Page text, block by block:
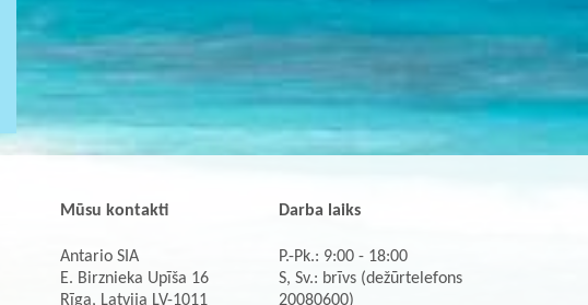
Mūsu kontakti
Antario SIA
E. Birznieka Upīša 16
Rīga, Latvija LV-1011
Darba laiks
P.-Pk.: 9:00 - 18:00
S, Sv.: brīvs (dežūrtelefons
20080600)